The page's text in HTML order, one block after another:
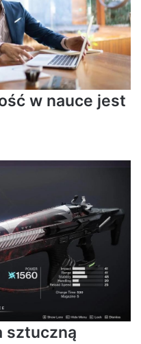
w nauce jest
sztuczną